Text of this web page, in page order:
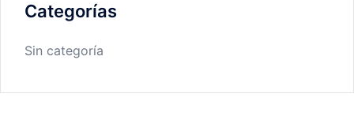
Categorías
Sin categoría